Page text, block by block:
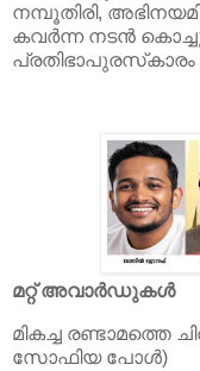
നമ്പൂതിരി,
കവര്‍ന്ന നടന്‍
പ്രതിഭാപുരസ്‌കാരം
മറ്റ് അവാര്‍ഡുകള്‍
മികച്ച രണ്ടാമത്തെ
സോഫിയ പോള്‍)